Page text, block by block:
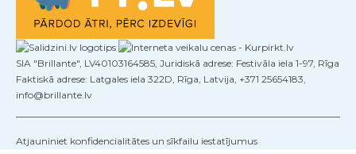
SIA "Brillante", LV40103164585, Juridiskā adrese: Festivāla iela 1-97, Rīga
Faktiskā adrese: Latgales iela 322D, Rīga, Latvija, +371 25654183,
info@brillante.lv
Atjauniniet konfidencialitātes un sīkfailu iestatījumus